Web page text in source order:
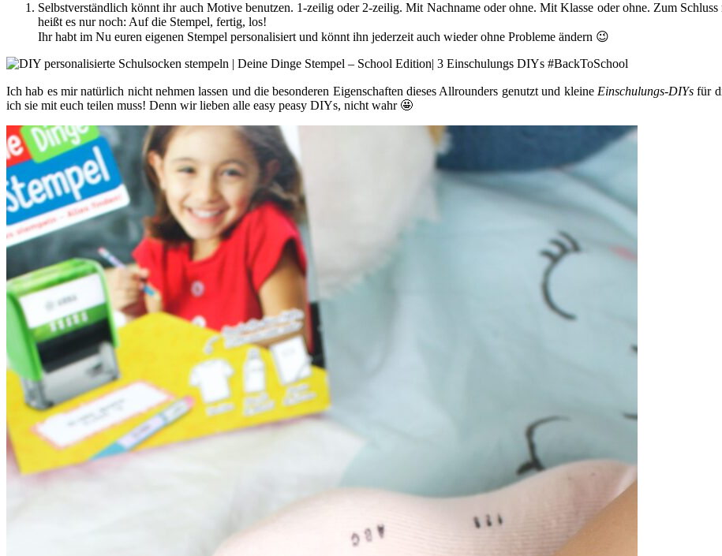
Selbstverständlich könnt ihr auch Motive benutzen. 1-zeilig oder 2-zeilig. Mit Nachname oder ohne. Mit Klasse oder ohne. Zum
heißt es nur noch: Auf die Stempel, fertig, los!
Ihr habt im Nu euren eigenen Stempel personalisiert und könnt ihn jederzeit auch wieder ohne Probleme ändern 😉
Ich hab es mir natürlich nicht nehmen lassen und die besonderen Eigenschaften dieses Allrounders genutzt und kleine Einschulungs-DIYsfür
ich sie mit euch teilen muss! Denn wir lieben alle easy peasy DIYs, nicht wahr 🤩